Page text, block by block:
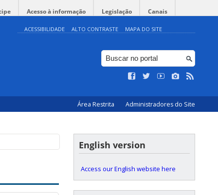
Acesso à informação Legislação Canais
ACESSIBILIDADE ALTO CONTRASTE MAPA DO SITE
Área Restrita Administradores do Site
da UFSC -
@Hall do
English version
Access our English website here